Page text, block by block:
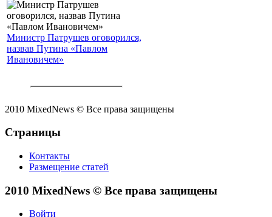
Министр Патрушев оговорился,
назвав Путина «Павлом
Ивановичем»
2010 MixedNews © Все права защищены
Страницы
Контакты
Размещение статей
2010 MixedNews © Все права защищены
Войти